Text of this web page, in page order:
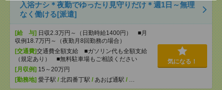
入浴ナシ＊夜勤でゆったり見守りだけ＊週1日～無理
なく働ける[派遣]
[給 与] 日収2.3万円～（日勤時給1400円） ■月
収例18.7万円～（夜勤月8回勤務の場合）
[交通費]交通費全額支給 ■ガソリン代も全額支給
（規定あり） ■無料駐車場もご相談ください
[月収例] 15～20万円
[勤務地] 愛子駅 / 北四番丁駅 / あおば通駅 / …
気になる！